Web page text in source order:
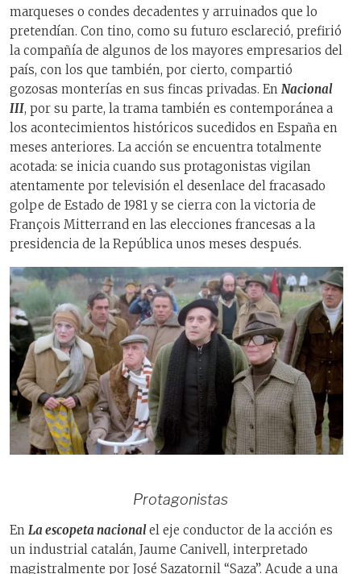
marqueses o condes decadentes y arruinados que lo
pretendían. Con tino, como su futuro esclareció, prefirió
la compañía de algunos de los mayores empresarios del
país, con los que también, por cierto, compartió
gozosas monterías en sus fincas privadas. En Nacional
III, por su parte, la trama también es contemporánea a
los acontecimientos históricos sucedidos en España en
meses anteriores. La acción se encuentra totalmente
acotada: se inicia cuando sus protagonistas vigilan
atentamente por televisión el desenlace del fracasado
golpe de Estado de 1981 y se cierra con la victoria de
François Mitterrand en las elecciones francesas a la
presidencia de la República unos meses después.
Protagonistas
En La escopeta nacionalel eje conductor de la acción es
un industrial catalán, Jaume Canivell, interpretado
magistralmente por José Sazatornil “Saza”. Acude a una